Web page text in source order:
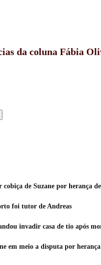
da coluna Fábia
de Suzane por herança
foi tutor de Andreas
invadir casa de tio após
em meio a disputa por herança